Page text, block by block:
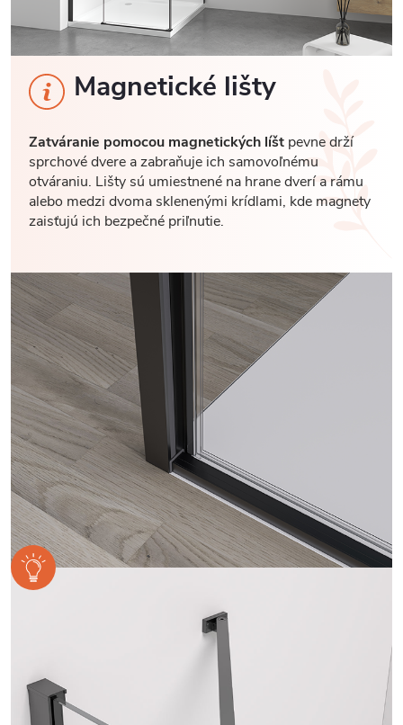
Magnetické lišty
Zatváranie pomocou magnetických líšt pevne drží
sprchové dvere a zabraňuje ich samovoľnému
otváraniu. Lišty sú umiestnené na hrane dverí a rámu
alebo medzi dvoma sklenenými krídlami, kde magnety
zaisťujú ich bezpečné priľnutie.